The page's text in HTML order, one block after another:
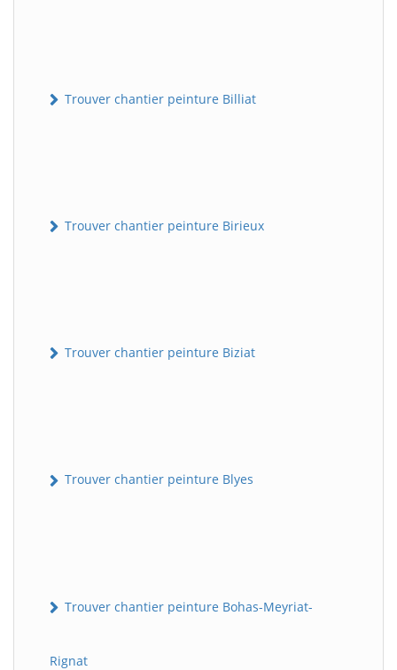
Trouver chantier peinture Billiat
Trouver chantier peinture Birieux
Trouver chantier peinture Biziat
Trouver chantier peinture Blyes
Trouver chantier peinture Bohas-Meyriat-
Rignat